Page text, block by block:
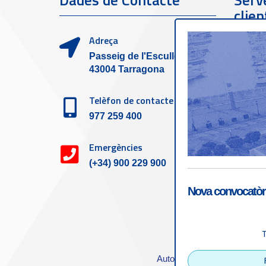
Adreça
Passeig de l'Escullera s/n,
43004 Tarragona
Telèfon de contacte
977 259 400
Emergències
(+34) 900 229 900
Autoritat Portuària de
Nova